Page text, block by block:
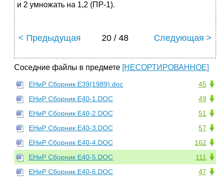
и 2 умножать на 1,2 (ПР-1).
< Предыдущая 20 / 48 Следующая >
Соседние файлы в предмете [НЕСОРТИРОВАННОЕ]
45
ЕНиР Сборник Е39(1989).doc
49
ЕНиР Сборник Е40-1.DOC
51
ЕНиР Сборник Е40-2.DOC
57
ЕНиР Сборник Е40-3.DOC
162
ЕНиР Сборник Е40-4.DOC
111
ЕНиР Сборник Е40-5.DOC
47
ЕНиР Сборник Е40-6.DOC